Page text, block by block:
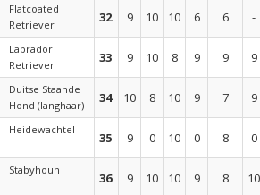
Flatcoated
Retriever
32 9 10 10 6 6
-
Labrador
Retriever
33 9 10 8 9 9
9
Duitse Staande
Hond (langhaar)
34 10 8 10 9 7
9
Heidewachtel
35 9 0 10 0 8
0
Stabyhoun
36 9 10 10 9 8
10